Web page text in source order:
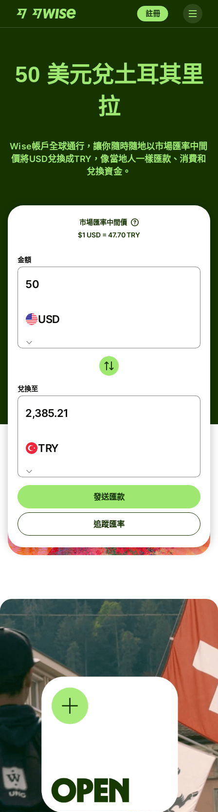
註冊
50 美元兌土耳其里
拉
Wise帳戶全球通行，讓你隨時隨地以市場匯率中間
價將USD兌換成TRY，像當地人一樣匯款、消費和
兌換資金。
市場匯率中間價
$1 USD = 47.70 TRY
金額
USD
兌換至
TRY
發送匯款
追蹤匯率